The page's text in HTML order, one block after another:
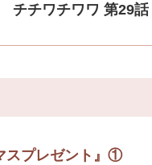
チチワチワワ 第29話
スプレゼント』①